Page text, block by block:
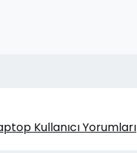
Kullanıcı Yorumları